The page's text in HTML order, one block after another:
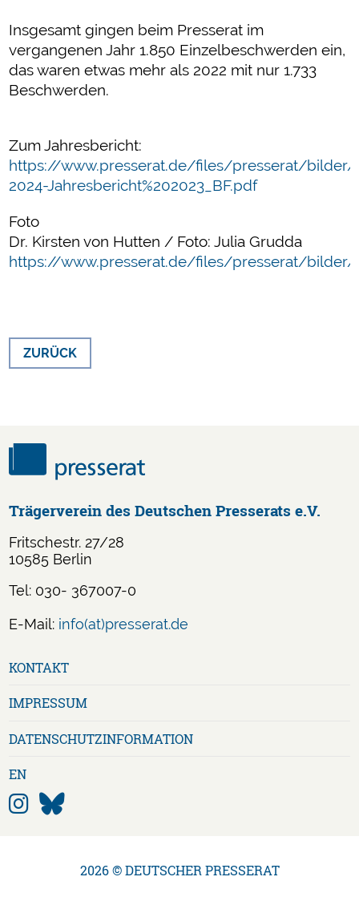
Insgesamt gingen beim Presserat im
vergangenen Jahr 1.850 Einzelbeschwerden ein,
das waren etwas mehr als 2022 mit nur 1.733
Beschwerden.
Zum Jahresbericht:
https://www.presserat.de/files/presserat/bilder/
2024-Jahresbericht%202023_BF.pdf
Foto
Dr. Kirsten von Hutten / Foto: Julia Grudda
https://www.presserat.de/files/presserat/bilder/
ZURÜCK
Trägerverein des Deutschen Presserats e.V.
Fritschestr. 27/28
10585 Berlin
Tel: 030- 367007-0
E-Mail: info(at)presserat.de
überspringen
KONTAKT
IMPRESSUM
DATENSCHUTZ­INFORMATION
EN
2026 © DEUTSCHER PRESSERAT